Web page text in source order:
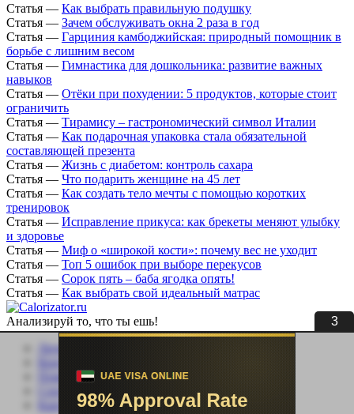
3
Статья — Как выбрать правильную подушку
Статья — Зачем обслуживать окна 2 раза в год
Статья — Гарциния камбоджийская: природный помощник в
борьбе с лишним весом
Статья — Гимнастика для дошкольника: развитие важных
навыков
Статья — Отёки при похудении: 5 продуктов, которые стоит
ограничить
Статья — Тирамису – гастрономический символ Италии
Статья — Как подарочная упаковка стала обязательной
составляющей презента
Статья — Жизнь с диабетом: контроль сахара
Статья — Что подарить женщине на 45 лет
Статья — Как создать тело мечты с помощью коротких
тренировок
Статья — Исправление прикуса: как брекеты меняют улыбку
и здоровье
Статья — Миф о «широкой кости»: почему вес не уходит
Статья — Топ 5 ошибок при выборе перекусов
Статья — Сорок пять – баба ягодка опять!
Статья — Как выбрать свой идеальный матрас
Анализируй то, что ты ешь!
Личный кабинет
Помощь сайту
Соцсети
Карта сайта